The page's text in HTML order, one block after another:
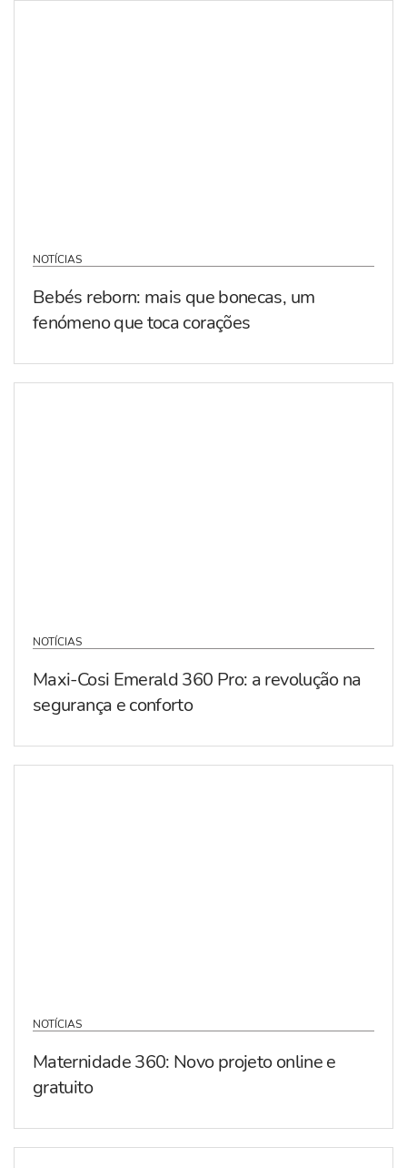
NOTÍCIAS
Bebés reborn: mais que bonecas, um
fenómeno que toca corações
NOTÍCIAS
Maxi-Cosi Emerald 360 Pro: a revolução na
segurança e conforto
NOTÍCIAS
Maternidade 360: Novo projeto online e
gratuito